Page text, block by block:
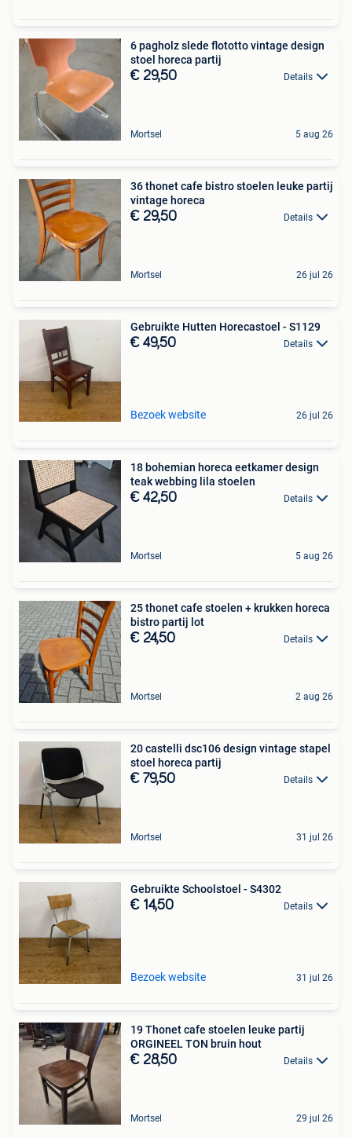
6 pagholz slede flototto vintage design
stoel horeca partij
€ 29,50 Details
Mortsel 5 aug 26
36 thonet cafe bistro stoelen leuke partij
vintage horeca
€ 29,50 Details
Mortsel 26 jul 26
Gebruikte Hutten Horecastoel - S1129
€ 49,50 Details
Bezoek website 26 jul 26
18 bohemian horeca eetkamer design
teak webbing lila stoelen
€ 42,50 Details
Mortsel 5 aug 26
25 thonet cafe stoelen + krukken horeca
bistro partij lot
€ 24,50 Details
Mortsel 2 aug 26
20 castelli dsc106 design vintage stapel
stoel horeca partij
€ 79,50 Details
Mortsel 31 jul 26
Gebruikte Schoolstoel - S4302
€ 14,50 Details
Bezoek website 31 jul 26
19 Thonet cafe stoelen leuke partij
ORGINEEL TON bruin hout
€ 28,50 Details
Mortsel 29 jul 26